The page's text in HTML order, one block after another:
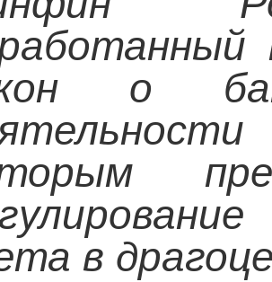
о
в